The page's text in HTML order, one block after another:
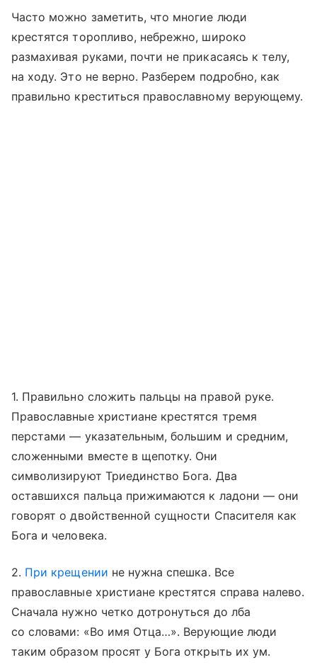
Часто можно заметить, что многие люди
крестятся торопливо, небрежно, широко
размахивая руками, почти не прикасаясь к телу,
на ходу. Это не верно. Разберем подробно, как
правильно креститься православному верующему.
1. Правильно сложить пальцы на правой руке.
Православные христиане крестятся тремя
перстами — указательным, большим и средним,
сложенными вместе в щепотку. Они
символизируют Триединство Бога. Два
оставшихся пальца прижимаются к ладони — они
говорят о двойственной сущности Спасителя как
Бога и человека.
2. При крещении не нужна спешка. Все
православные христиане крестятся справа налево.
Сначала нужно четко дотронуться до лба
со словами: «Во имя Отца…». Верующие люди
таким образом просят у Бога открыть их ум.